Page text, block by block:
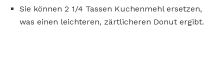
Sie können 2 1/4 Tassen Kuchenmehl ersetzen,
was einen leichteren, zärtlicheren Donut ergibt.